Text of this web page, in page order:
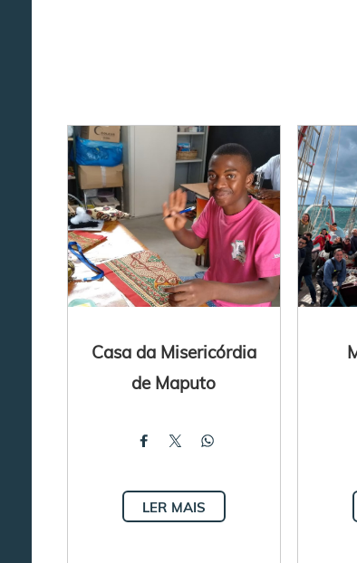
Casa da Misericórdia
de Maputo
LER MAIS